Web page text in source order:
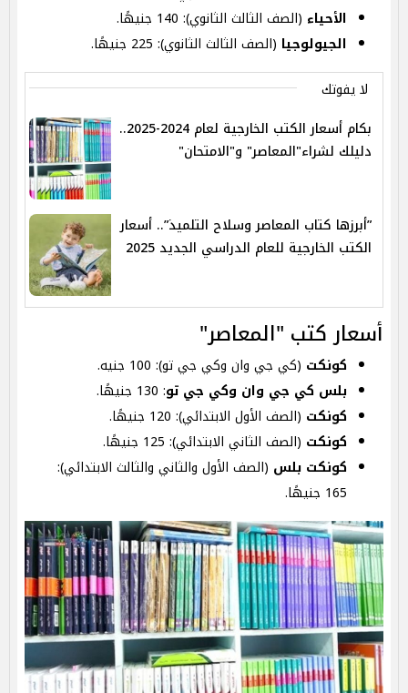
الأحياء (الصف الثالث الثانوي): 140 جنيهًا.
الجيولوجيا (الصف الثالث الثانوي): 225 جنيهًا.
لا يفوتك
بكام أسعار الكتب الخارجية لعام 2024-2025..
دليلك لشراء"المعاصر" و"الامتحان"
”أبرزها كتاب المعاصر وسلاح التلميذ”.. أسعار
الكتب الخارجية للعام الدراسي الجديد 2025
أسعار كتب "المعاصر"
كونكت (كي جي وان وكي جي تو): 100 جنيه.
بلس كي جي وان وكي جي تو: 130 جنيهًا.
كونكت (الصف الأول الابتدائي): 120 جنيهًا.
كونكت (الصف الثاني الابتدائي): 125 جنيهًا.
كونكت بلس (الصف الأول والثاني والثالث الابتدائي):
165 جنيهًا.